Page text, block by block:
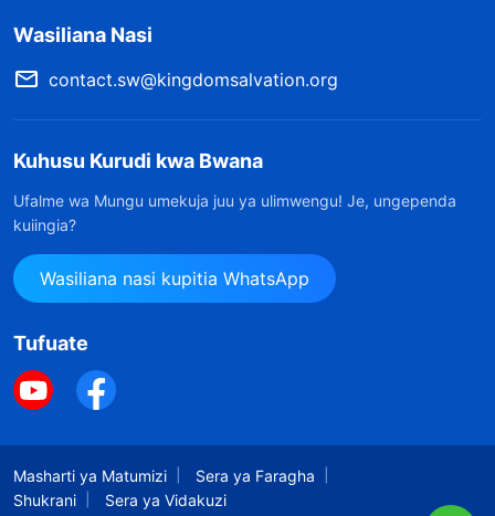
Wasiliana Nasi
contact.sw@kingdomsalvation.org
Kuhusu Kurudi kwa Bwana
Ufalme wa Mungu umekuja juu ya ulimwengu! Je, ungependa
kuiingia?
Wasiliana nasi kupitia WhatsApp
Tufuate
Masharti ya Matumizi
Sera ya Faragha
Shukrani
Sera ya Vidakuzi